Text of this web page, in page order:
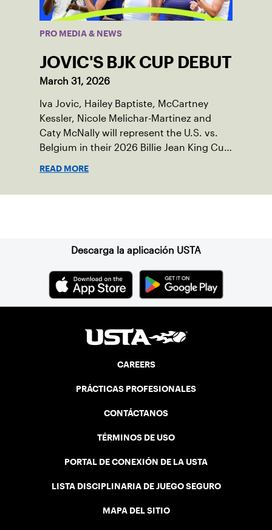
PRO MEDIA & NEWS
JOVIC'S BJK CUP DEBUT
March 31, 2026
Iva Jovic, Hailey Baptiste, McCartney
Kessler, Nicole Melichar-Martinez and
Caty McNally will represent the U.S. vs.
Belgium in their 2026 Billie Jean King Cup
READ MORE
Descarga la aplicación USTA
CAREERS
PRÁCTICAS PROFESIONALES
CONTÁCTANOS
TÉRMINOS DE USO
PORTAL DE CONEXIÓN DE LA USTA
LISTA DISCIPLINARIA DE JUEGO SEGURO
MAPA DEL SITIO